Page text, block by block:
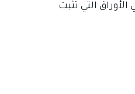
التي تثبت